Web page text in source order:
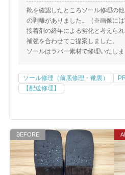
靴を確認したところソール修理の
の剥離がありました。（※画像には
接着剤の経年による劣化と考えら
補強を合わせてご提案しました。
ソールはラバー素材で修理いたしま
ソール修理（前底修理・靴裏）
【配送修理】